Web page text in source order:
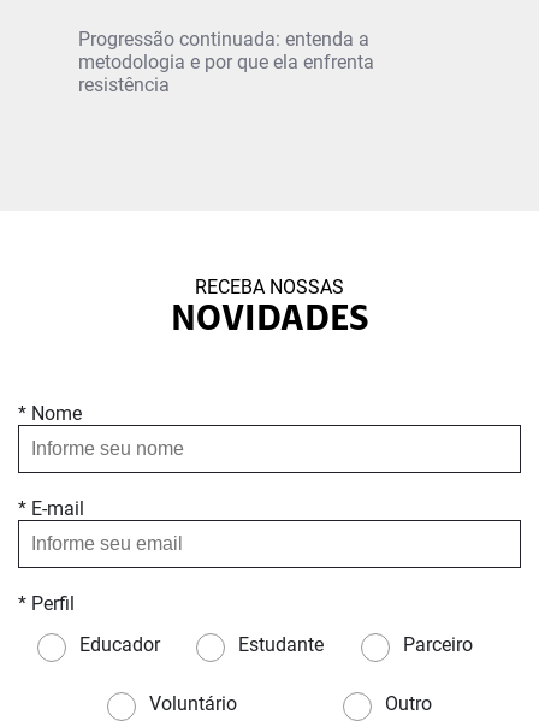
Progressão continuada: entenda a
metodologia e por que ela enfrenta
resistência
RECEBA NOSSAS
NOVIDADES
* Nome
* E-mail
* Perfil
Educador
Estudante Parceiro
Voluntário Outro